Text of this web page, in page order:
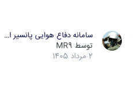
سامانه دفاع هوایی پانسیر ا…
توسط MR9
2 مرداد 1405